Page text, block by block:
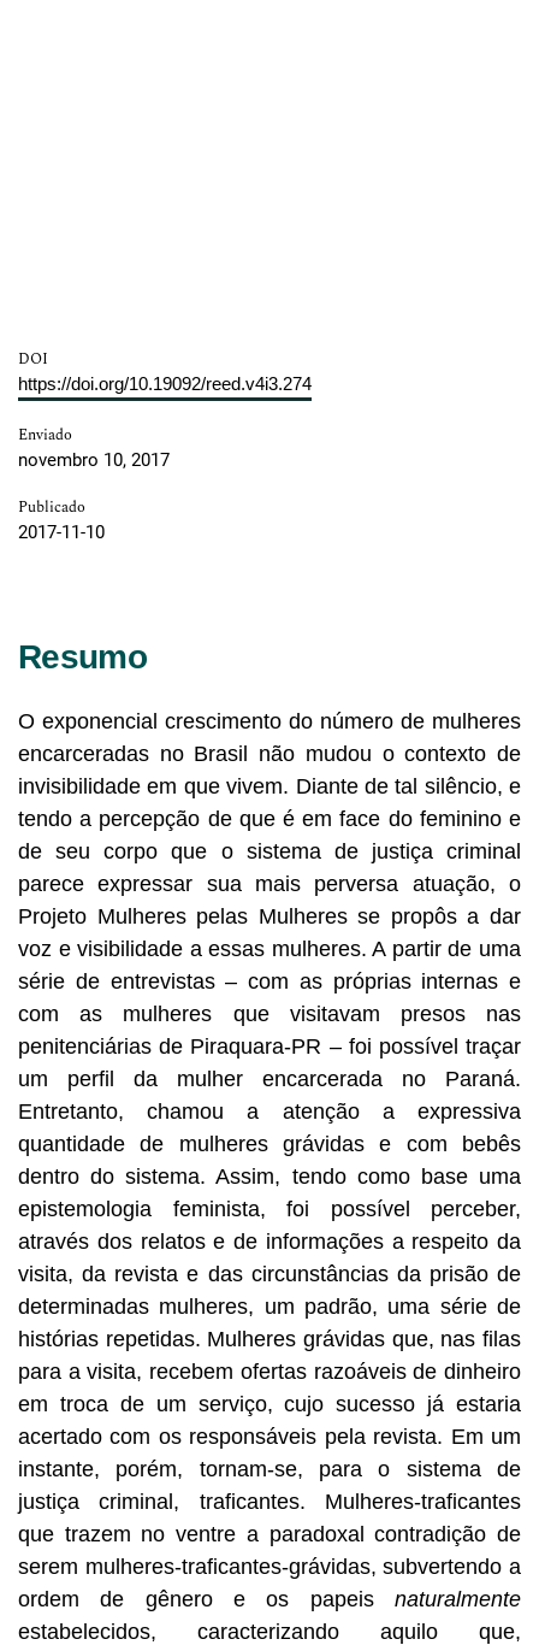
DOI
https://doi.org/10.19092/reed.v4i3.274
Enviado
novembro 10, 2017
Publicado
2017-11-10
Resumo
O exponencial crescimento do número de mulheres
encarceradas no Brasil não mudou o contexto de
invisibilidade em que vivem. Diante de tal silêncio, e
tendo a percepção de que é em face do feminino e
de seu corpo que o sistema de justiça criminal
parece expressar sua mais perversa atuação, o
Projeto Mulheres pelas Mulheres se propôs a dar
voz e visibilidade a essas mulheres. A partir de uma
série de entrevistas – com as próprias internas e
com as mulheres que visitavam presos nas
penitenciárias de Piraquara-PR – foi possível traçar
um perfil da mulher encarcerada no Paraná.
Entretanto, chamou a atenção a expressiva
quantidade de mulheres grávidas e com bebês
dentro do sistema. Assim, tendo como base uma
epistemologia feminista, foi possível perceber,
através dos relatos e de informações a respeito da
visita, da revista e das circunstâncias da prisão de
determinadas mulheres, um padrão, uma série de
histórias repetidas. Mulheres grávidas que, nas filas
para a visita, recebem ofertas razoáveis de dinheiro
em troca de um serviço, cujo sucesso já estaria
acertado com os responsáveis pela revista. Em um
instante, porém, tornam-se, para o sistema de
justiça criminal, traficantes. Mulheres-traficantes
que trazem no ventre a paradoxal contradição de
serem mulheres-traficantes-grávidas, subvertendo a
ordem de gênero e os papeis naturalmente
estabelecidos, caracterizando aquilo que,